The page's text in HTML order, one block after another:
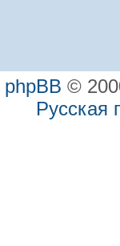
phpBB ©
Русская